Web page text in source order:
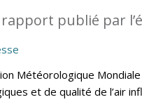
publié par
Météorologique
et de qualité de l’air